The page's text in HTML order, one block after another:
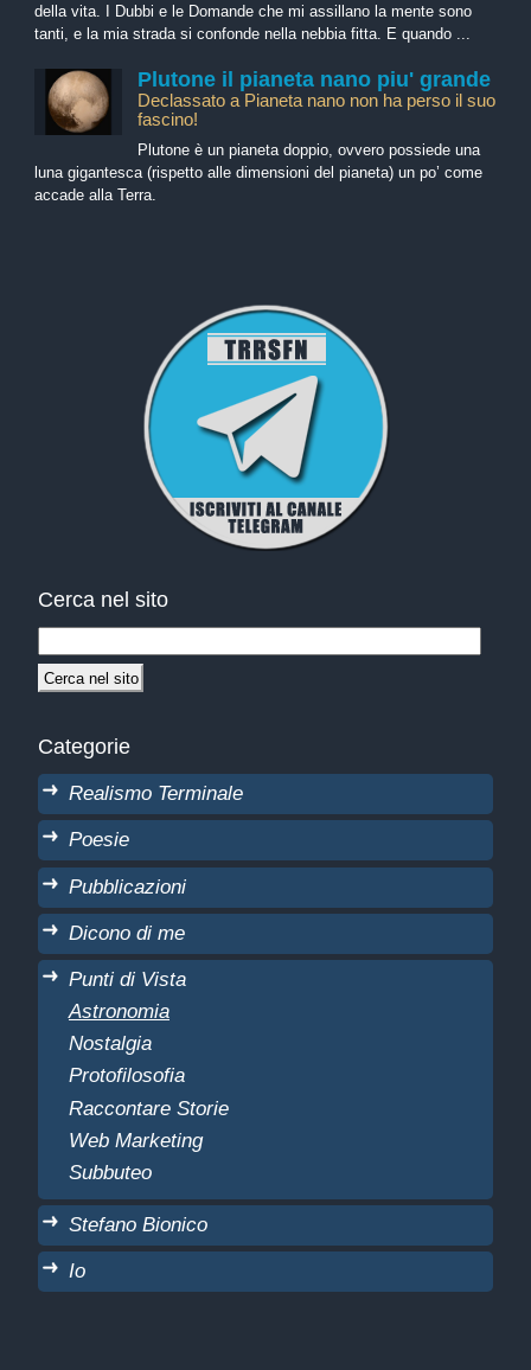
della vita. I Dubbi e le Domande che mi assillano la mente sono
tanti, e la mia strada si confonde nella nebbia fitta. E quando ...
Plutone il pianeta nano piu' grande
Declassato a Pianeta nano non ha perso il suo
fascino!
Plutone è un pianeta doppio, ovvero possiede una
luna gigantesca (rispetto alle dimensioni del pianeta) un po’ come
accade alla Terra.
Cerca nel sito
Categorie
Realismo Terminale
Poesie
Pubblicazioni
Dicono di me
Punti di Vista
Astronomia
Nostalgia
Protofilosofia
Raccontare Storie
Web Marketing
Subbuteo
Stefano Bionico
Io